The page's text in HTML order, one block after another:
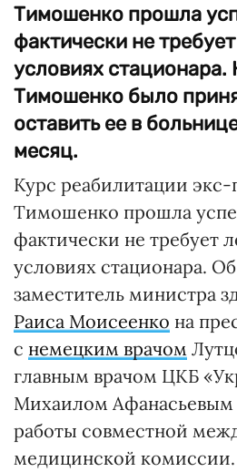
Тимошенко прошла
фактически не
условиях
Тимошенко было
оставить ее в
месяц.
Курс реабилитации
Тимошенко прошла
фактически не требует
условиях стационара.
заместитель министра
Раиса Моисеенко на
с немецким врачом
главным врачом ЦКБ
Михаилом Афанасьевым
работы совместной
медицинской комиссии.